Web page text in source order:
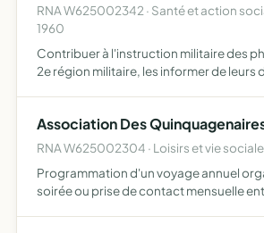
RNA W625002342 · Santé et action
1960
Contribuer à l'instruction militaire des
2e région militaire, les informer de leurs
Association Des
RNA W625002304 · Loisirs et vie sociale
Programmation d'un voyage annuel
soirée ou prise de contact mensuelle